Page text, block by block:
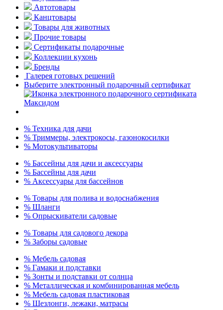
Автотовары
Канцтовары
Товары для животных
Прочие товары
Сертификаты подарочные
Коллекции кухонь
Бренды
Галерея готовых решений
Выберите электронный подарочный сертификат
% Техника для дачи
% Триммеры, электрокосы, газонокосилки
% Мотокультиваторы
% Бассейны для дачи и аксессуары
% Бассейны для дачи
% Аксессуары для бассейнов
% Товары для полива и водоснабжения
% Шланги
% Опрыскиватели садовые
% Товары для садового декора
% Заборы садовые
% Мебель садовая
% Гамаки и подставки
% Зонты и подставки от солнца
% Металлическая и комбинированная мебель
% Мебель садовая пластиковая
% Шезлонги, лежаки, матрасы